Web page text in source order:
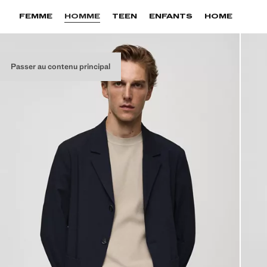
Passer au contenu principal
FEMME HOMME TEEN ENFANTS HOME